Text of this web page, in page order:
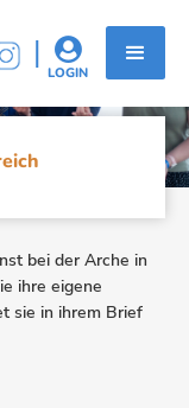
| 
LOGIN
IN
bei der Arche in
ihre eigene
sie in ihrem Brief